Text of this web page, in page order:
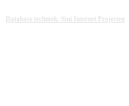
Database techniek: Sini Internet Projecten